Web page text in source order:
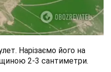
Нарізаємо його на
2-3 сантиметри.